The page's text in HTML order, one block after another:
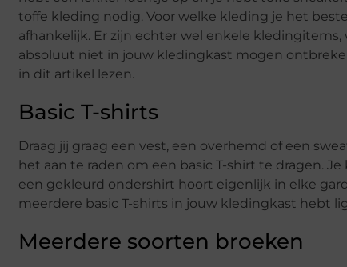
toffe kleding nodig. Voor welke kleding je het
afhankelijk. Er zijn echter wel enkele kledingitems,
absoluut niet in jouw kledingkast mogen
in dit artikel lezen.
Basic T-shirts
Draag jij graag een vest, een overhemd of een
het aan te raden om een basic T-shirt te dragen.
een gekleurd ondershirt hoort eigenlijk in elke
meerdere basic T-shirts in jouw kledingkast hebt
Meerdere soorten broeken